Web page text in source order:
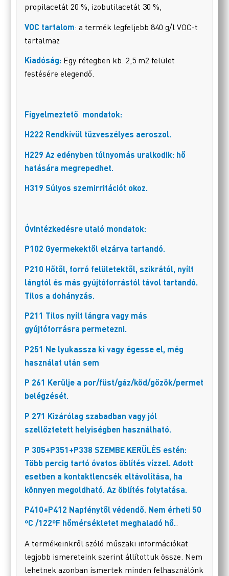
propilacetát 20 %, izobutilacetát 30 %,
VOC tartalom: a termék legfeljebb 840 g/l VOC-t
tartalmaz
Kiadóság: Egy rétegben kb. 2,5 m2 felület
festésére elegendő.
Figyelmeztető mondatok:
H222 Rendkívül tűzveszélyes aeroszol.
H229 Az edényben túlnyomás uralkodik: hő
hatására megrepedhet.
H319 Súlyos szemirritációt okoz.
Óvintézkedésre utaló mondatok:
P102 Gyermekektől elzárva tartandó.
P210 Hőtől, forró felületektől, szikrától, nyílt
lángtól és más gyújtóforrástól távol tartandó.
Tilos a dohányzás.
P211 Tilos nyílt lángra vagy más
gyújtóforrásra permetezni.
P251 Ne lyukassza ki vagy égesse el, még
használat után sem
P 261 Kerülje a por/füst/gáz/köd/gőzök/permet
belégzését.
P 271 Kizárólag szabadban vagy jól
szellőztetett helyiségben használható.
P 305+P351+P338 SZEMBE KERÜLÉS estén:
Több percig tartó óvatos öblítés vízzel. Adott
esetben a kontaktlencsék eltávolítása, ha
könnyen megoldható. Az öblítés folytatása.
P410+P412 Napfénytől védendő. Nem érheti 50
ºC /122ºF hőmérsékletet meghaladó hő..
A termékeinkről szóló műszaki információkat
legjobb ismereteink szerint állítottuk össze. Nem
lehetnek azonban ismertek minden felhasználónk